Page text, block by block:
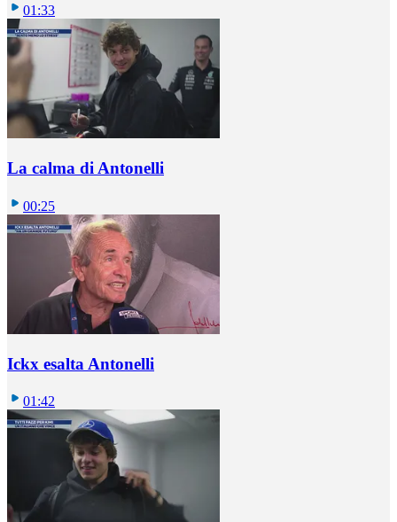
01:33
La calma di Antonelli
00:25
Ickx esalta Antonelli
01:42